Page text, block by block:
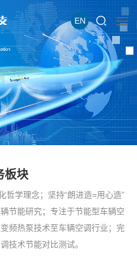
EN
板块
哲学理念；坚持“朗进造=用心造”
节能研究；专注于节能型车辆空
频热泵技术至车辆空调行业；完
技术节能对比测试。